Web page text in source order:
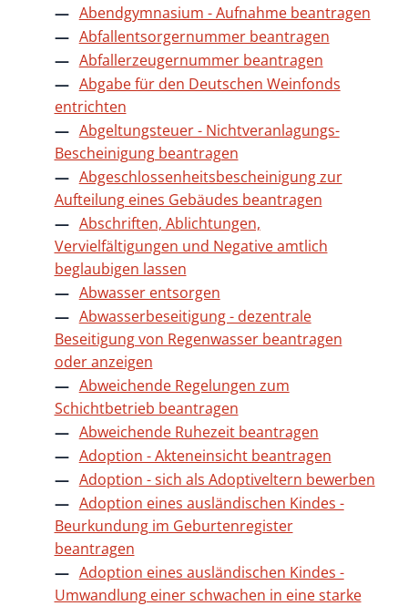
Abendgymnasium - Aufnahme beantragen
Abfallentsorgernummer beantragen
Abfallerzeugernummer beantragen
Abgabe für den Deutschen Weinfonds
entrichten
Abgeltungsteuer - Nichtveranlagungs-
Bescheinigung beantragen
Abgeschlossenheitsbescheinigung zur
Aufteilung eines Gebäudes beantragen
Abschriften, Ablichtungen,
Vervielfältigungen und Negative amtlich
beglaubigen lassen
Abwasser entsorgen
Abwasserbeseitigung - dezentrale
Beseitigung von Regenwasser beantragen
oder anzeigen
Abweichende Regelungen zum
Schichtbetrieb beantragen
Abweichende Ruhezeit beantragen
Adoption - Akteneinsicht beantragen
Adoption - sich als Adoptiveltern bewerben
Adoption eines ausländischen Kindes -
Beurkundung im Geburtenregister
beantragen
Adoption eines ausländischen Kindes -
Umwandlung einer schwachen in eine starke